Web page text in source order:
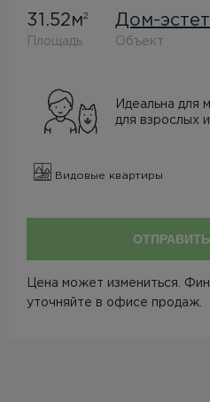
Площадь
31.52м2
Объект
Дом-
Идеальна для
для взрослых
Видовые квартиры
Цена может измениться.
уточняйте в офисе продаж.